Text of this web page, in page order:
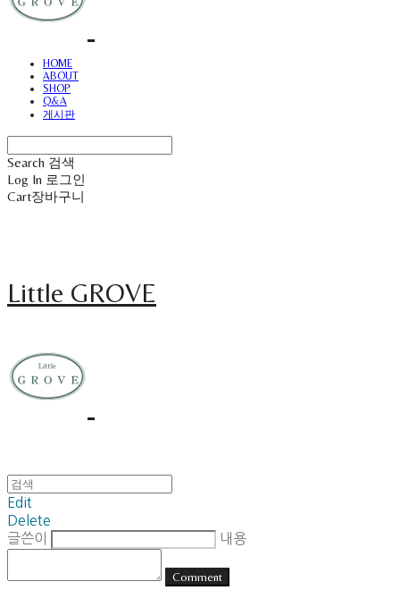
HOME
ABOUT
SHOP
Q&A
게시판
Search 검색
Log In 로그인
Cart장바구니
Little GROVE
Edit
Delete
글쓴이
내용
Comment